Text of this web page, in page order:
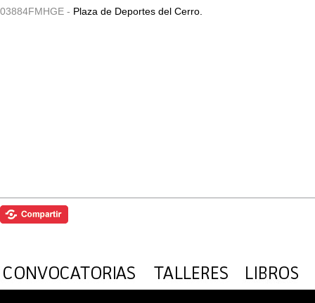
03884FMHGE - Plaza de Deportes del Cerro.